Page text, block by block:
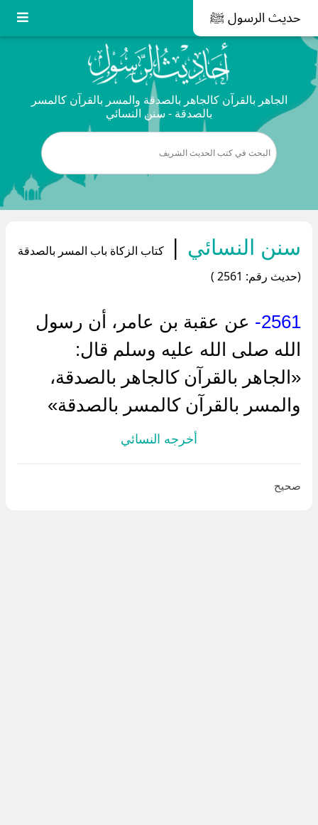
حديث الرسول ﷺ
الجاهر بالقرآن كالجاهر بالصدقة والمسر بالقرآن كالمسر
بالصدقة - سنن النسائي
سنن النسائي |
كتاب الزكاة باب المسر بالصدقة
(حديث رقم: 2561 )
2561-
عن عقبة بن عامر، أن رسول
الله صلى الله عليه وسلم قال:
«الجاهر بالقرآن كالجاهر بالصدقة،
والمسر بالقرآن كالمسر بالصدقة»
أخرجه النسائي
صحيح